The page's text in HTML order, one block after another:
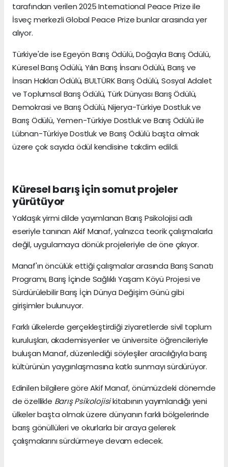
tarafından verilen 2025 International Peace Prize ile
İsveç merkezli Global Peace Prize bunlar arasında yer
alıyor.
Türkiye'de ise Egeyön Barış Ödülü, Doğayla Barış Ödülü,
Küresel Barış Ödülü, Yılın Barış İnsanı Ödülü, Barış ve
İnsan Hakları Ödülü, BULTÜRK Barış Ödülü, Sosyal Adalet
ve Toplumsal Barış Ödülü, Türk Dünyası Barış Ödülü,
Demokrasi ve Barış Ödülü, Nijerya-Türkiye Dostluk ve
Barış Ödülü, Yemen-Türkiye Dostluk ve Barış Ödülü ile
Lübnan-Türkiye Dostluk ve Barış Ödülü başta olmak
üzere çok sayıda ödül kendisine takdim edildi.
Küresel barış için somut projeler
yürütüyor
Yaklaşık yirmi dilde yayımlanan Barış Psikolojisi adlı
eseriyle tanınan Akif Manaf, yalnızca teorik çalışmalarla
değil, uygulamaya dönük projeleriyle de öne çıkıyor.
Manaf'ın öncülük ettiği çalışmalar arasında Barış Sanatı
Programı, Barış İçinde Sağlıklı Yaşam Köyü Projesi ve
Sürdürülebilir Barış İçin Dünya Değişim Günü gibi
girişimler bulunuyor.
Farklı ülkelerde gerçekleştirdiği ziyaretlerde sivil toplum
kuruluşları, akademisyenler ve üniversite öğrencileriyle
buluşan Manaf, düzenlediği söyleşiler aracılığıyla barış
kültürünün yaygınlaşmasına katkı sunmayı sürdürüyor.
Edinilen bilgilere göre Akif Manaf, önümüzdeki dönemde
de özellikle Barış Psikolojisikitabının yayımlandığı yeni
ülkeler başta olmak üzere dünyanın farklı bölgelerinde
barış gönüllüleri ve okurlarla bir araya gelerek
çalışmalarını sürdürmeye devam edecek.